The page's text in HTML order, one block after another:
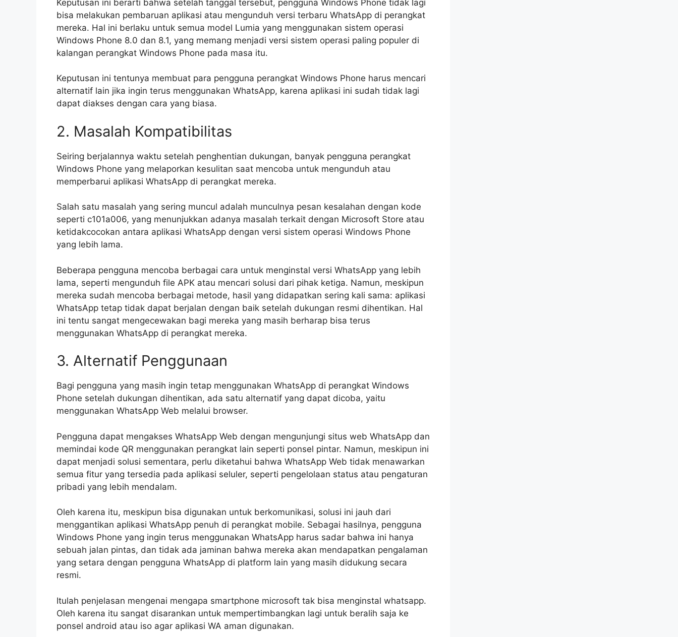
Keputusan ini berarti bahwa setelah tanggal tersebut, pengguna Windows Phone tidak lagi
bisa melakukan pembaruan aplikasi atau mengunduh versi terbaru WhatsApp di perangkat
mereka. Hal ini berlaku untuk semua model Lumia yang menggunakan sistem operasi
Windows Phone 8.0 dan 8.1, yang memang menjadi versi sistem operasi paling populer di
kalangan perangkat Windows Phone pada masa itu.
Keputusan ini tentunya membuat para pengguna perangkat Windows Phone harus mencari
alternatif lain jika ingin terus menggunakan WhatsApp, karena aplikasi ini sudah tidak lagi
dapat diakses dengan cara yang biasa.
2. Masalah Kompatibilitas
Seiring berjalannya waktu setelah penghentian dukungan, banyak pengguna perangkat
Windows Phone yang melaporkan kesulitan saat mencoba untuk mengunduh atau
memperbarui aplikasi WhatsApp di perangkat mereka.
Salah satu masalah yang sering muncul adalah munculnya pesan kesalahan dengan kode
seperti c101a006, yang menunjukkan adanya masalah terkait dengan Microsoft Store atau
ketidakcocokan antara aplikasi WhatsApp dengan versi sistem operasi Windows Phone
yang lebih lama.
Beberapa pengguna mencoba berbagai cara untuk menginstal versi WhatsApp yang lebih
lama, seperti mengunduh file APK atau mencari solusi dari pihak ketiga. Namun, meskipun
mereka sudah mencoba berbagai metode, hasil yang didapatkan sering kali sama: aplikasi
WhatsApp tetap tidak dapat berjalan dengan baik setelah dukungan resmi dihentikan. Hal
ini tentu sangat mengecewakan bagi mereka yang masih berharap bisa terus
menggunakan WhatsApp di perangkat mereka.
3. Alternatif Penggunaan
Bagi pengguna yang masih ingin tetap menggunakan WhatsApp di perangkat Windows
Phone setelah dukungan dihentikan, ada satu alternatif yang dapat dicoba, yaitu
menggunakan WhatsApp Web melalui browser.
Pengguna dapat mengakses WhatsApp Web dengan mengunjungi situs web WhatsApp dan
memindai kode QR menggunakan perangkat lain seperti ponsel pintar. Namun, meskipun ini
dapat menjadi solusi sementara, perlu diketahui bahwa WhatsApp Web tidak menawarkan
semua fitur yang tersedia pada aplikasi seluler, seperti pengelolaan status atau pengaturan
pribadi yang lebih mendalam.
Oleh karena itu, meskipun bisa digunakan untuk berkomunikasi, solusi ini jauh dari
menggantikan aplikasi WhatsApp penuh di perangkat mobile. Sebagai hasilnya, pengguna
Windows Phone yang ingin terus menggunakan WhatsApp harus sadar bahwa ini hanya
sebuah jalan pintas, dan tidak ada jaminan bahwa mereka akan mendapatkan pengalaman
yang setara dengan pengguna WhatsApp di platform lain yang masih didukung secara
resmi.
Itulah penjelasan mengenai mengapa smartphone microsoft tak bisa menginstal whatsapp.
Oleh karena itu sangat disarankan untuk mempertimbangkan lagi untuk beralih saja ke
ponsel android atau iso agar aplikasi WA aman digunakan.